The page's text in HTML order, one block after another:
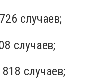
случаев;
случаев;
случаев;